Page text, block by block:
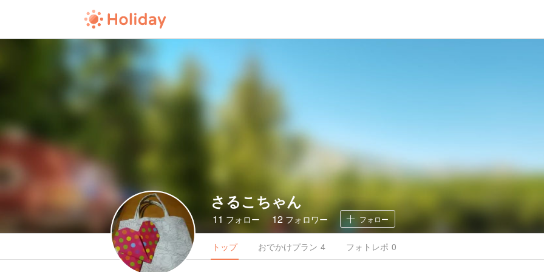
さるこちゃん
11 フォロー 12 フォロワー フォロー
トップ おでかけプラン 4 フォトレポ 0